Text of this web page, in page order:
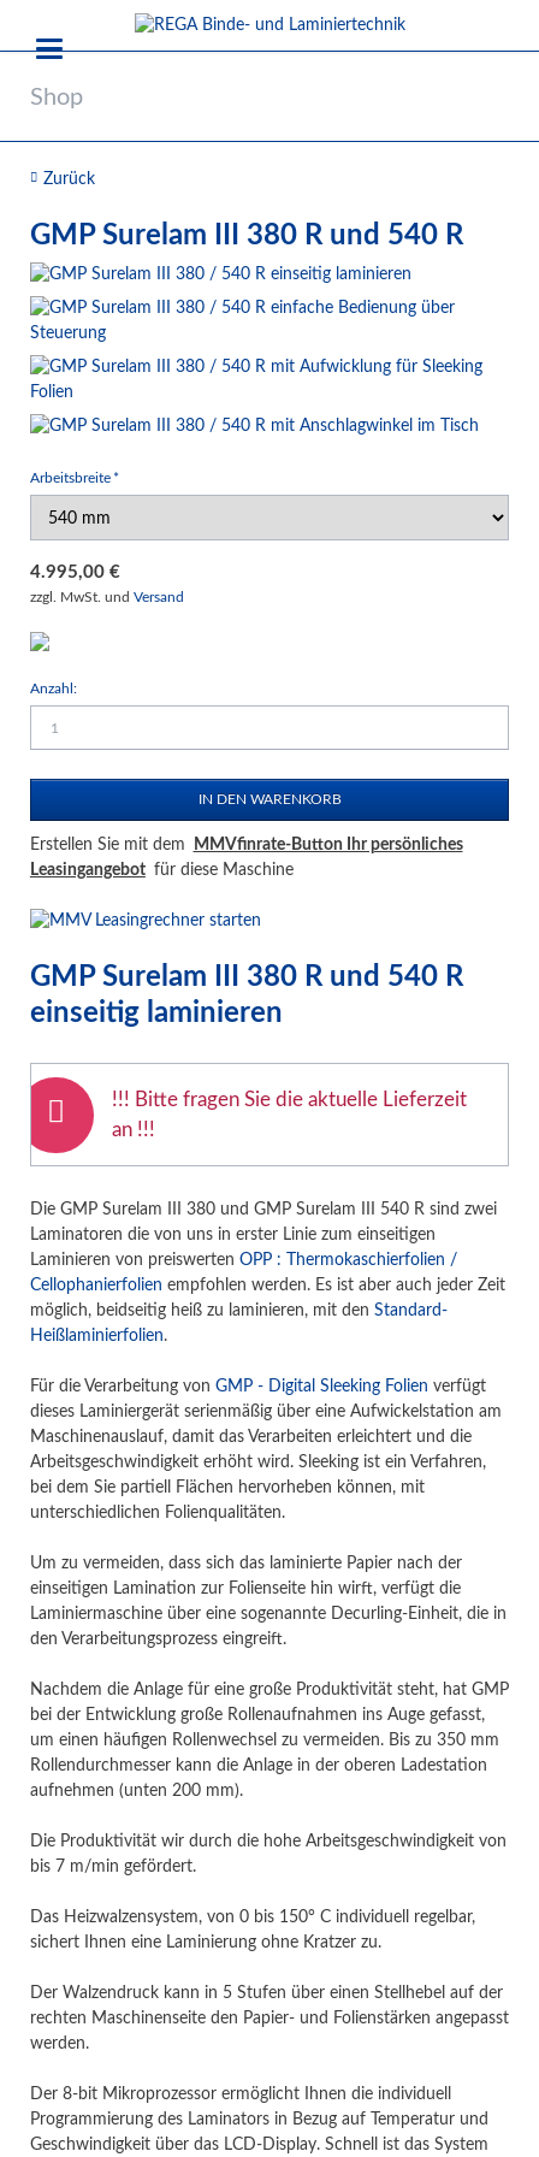
Shop
Zurück
GMP Surelam III 380 R und 540 R
Pflichtfeld
Arbeitsbreite *
4.995,00 €
zzgl. MwSt. und Versand
Anzahl:
Erstellen Sie mit dem
MMVfinrate-Button Ihr persönliches
Leasingangebot für diese Maschine
GMP Surelam III 380 R und 540 R
einseitig laminieren
!!! Bitte fragen Sie die aktuelle Lieferzeit
an !!!
Die GMP Surelam III 380 und GMP Surelam III 540 R sind zwei
Laminatoren die von uns in erster Linie zum einseitigen
Laminieren von preiswerten OPP : Thermokaschierfolien /
Cellophanierfolien empfohlen werden. Es ist aber auch jeder Zeit
möglich, beidseitig heiß zu laminieren, mit den Standard-
Heißlaminierfolien.
Für die Verarbeitung von GMP - Digital Sleeking Folien verfügt
dieses Laminiergerät serienmäßig über eine Aufwickelstation am
Maschinenauslauf, damit das Verarbeiten erleichtert und die
Arbeitsgeschwindigkeit erhöht wird. Sleeking ist ein Verfahren,
bei dem Sie partiell Flächen hervorheben können, mit
unterschiedlichen Folienqualitäten.
Um zu vermeiden, dass sich das laminierte Papier nach der
einseitigen Lamination zur Folienseite hin wirft, verfügt die
Laminiermaschine über eine sogenannte Decurling-Einheit, die in
den Verarbeitungsprozess eingreift.
Nachdem die Anlage für eine große Produktivität steht, hat GMP
bei der Entwicklung große Rollenaufnahmen ins Auge gefasst,
um einen häufigen Rollenwechsel zu vermeiden. Bis zu 350 mm
Rollendurchmesser kann die Anlage in der oberen Ladestation
aufnehmen (unten 200 mm).
Die Produktivität wir durch die hohe Arbeitsgeschwindigkeit von
bis 7 m/min gefördert.
Das Heizwalzensystem, von 0 bis 150° C individuell regelbar,
sichert Ihnen eine Laminierung ohne Kratzer zu.
Der Walzendruck kann in 5 Stufen über einen Stellhebel auf der
rechten Maschinenseite den Papier- und Folienstärken angepasst
werden.
Der 8-bit Mikroprozessor ermöglicht Ihnen die individuell
Programmierung des Laminators in Bezug auf Temperatur und
Geschwindigkeit über das LCD-Display. Schnell ist das System